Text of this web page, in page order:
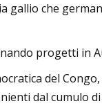
che
progetti in
del
dal cumulo